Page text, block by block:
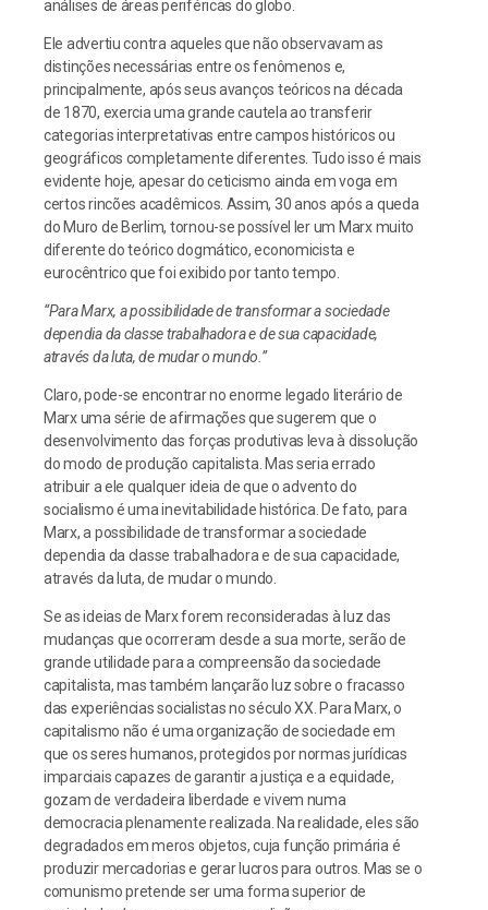
análises de áreas periféricas do globo.
Ele advertiu contra aqueles que não observavam as
distinções necessárias entre os fenômenos e,
principalmente, após seus avanços teóricos na década
de 1870, exercia uma grande cautela ao transferir
categorias interpretativas entre campos históricos ou
geográficos completamente diferentes. Tudo isso é mais
evidente hoje, apesar do ceticismo ainda em voga em
certos rincões acadêmicos. Assim, 30 anos após a queda
do Muro de Berlim, tornou-se possível ler um Marx muito
diferente do teórico dogmático, economicista e
eurocêntrico que foi exibido por tanto tempo.
“Para Marx, a possibilidade de transformar a sociedade
dependia da classe trabalhadora e de sua capacidade,
através da luta, de mudar o mundo.”
Claro, pode-se encontrar no enorme legado literário de
Marx uma série de afirmações que sugerem que o
desenvolvimento das forças produtivas leva à dissolução
do modo de produção capitalista. Mas seria errado
atribuir a ele qualquer ideia de que o advento do
socialismo é uma inevitabilidade histórica. De fato, para
Marx, a possibilidade de transformar a sociedade
dependia da classe trabalhadora e de sua capacidade,
através da luta, de mudar o mundo.
Se as ideias de Marx forem reconsideradas à luz das
mudanças que ocorreram desde a sua morte, serão de
grande utilidade para a compreensão da sociedade
capitalista, mas também lançarão luz sobre o fracasso
das experiências socialistas no século XX. Para Marx, o
capitalismo não é uma organização de sociedade em
que os seres humanos, protegidos por normas jurídicas
imparciais capazes de garantir a justiça e a equidade,
gozam de verdadeira liberdade e vivem numa
democracia plenamente realizada. Na realidade, eles são
degradados em meros objetos, cuja função primária é
produzir mercadorias e gerar lucros para outros. Mas se o
comunismo pretende ser uma forma superior de